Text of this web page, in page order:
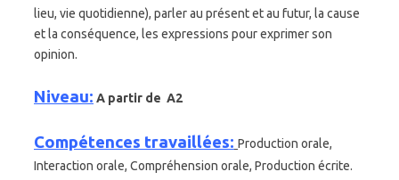
lieu, vie quotidienne), parler au présent et au futur, la cause
et la conséquence, les expressions pour exprimer son
opinion.
Niveau: A partir de A2
Compétences travaillées: Production orale,
Interaction orale, Compréhension orale, Production écrite.